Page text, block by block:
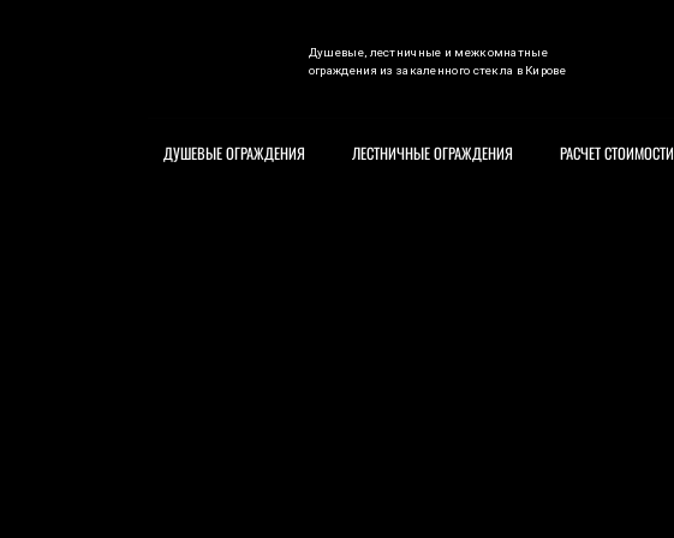
Душевые, лестничные и межкомнатные
ограждения из закаленного стекла в Кирове
ДУШЕВЫЕ ОГРАЖДЕНИЯ ЛЕСТНИЧНЫЕ ОГРАЖДЕНИЯ РАСЧЕТ СТОИМОСТИ